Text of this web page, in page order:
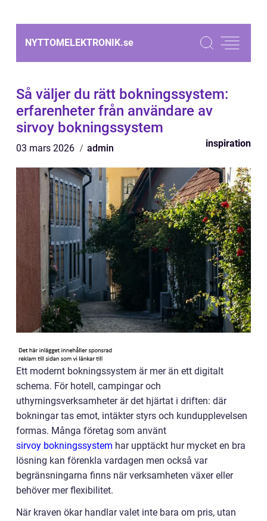
NYTTOMELEKTRONIK.se
Så väljer du rätt bokningssystem:
erfarenheter från användare av
sirvoy bokningssystem
03 mars 2026 admin inspiration
Ett modernt bokningssystem är mer än ett digitalt
schema. För hotell, campingar och
uthyrningsverksamheter är det hjärtat i driften: där
bokningar tas emot, intäkter styrs och kundupplevelsen
formas. Många företag som använt
sirvoy bokningssystem har upptäckt hur mycket en bra
lösning kan förenkla vardagen men också var
begränsningarna finns när verksamheten växer eller
behöver mer flexibilitet.
När kraven ökar handlar valet inte bara om pris, utan